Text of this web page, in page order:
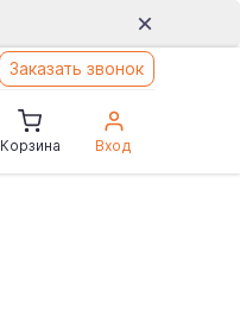
Заказать звонок
Корзина Вход